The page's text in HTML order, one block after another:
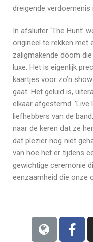
dreigende
In afsluiter ‘The Hunt’
origineel te rekken met
zaligmakende doom
luxe. Het is eigenlijk
kaartjes voor zo’n
gaat. Het geluid is,
elkaar afgestemd.
liefhebbers van de
naar de keren dat ze
dat plezier nog niet
van hoe het er tijdens
gewichtige ceremonie
eenzaamheid die onze